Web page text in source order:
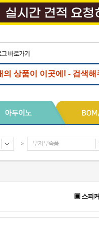
> 부저 부속품
▣ 스피커